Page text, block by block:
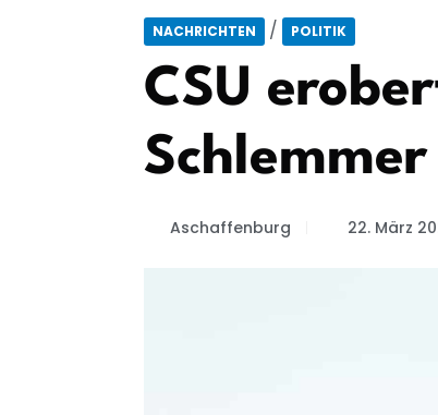
NACHRICHTEN / POLITIK
CSU
Aschaffenburg 22. März